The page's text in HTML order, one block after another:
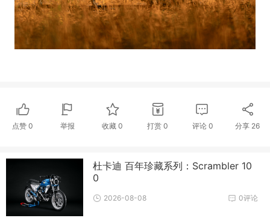
点赞 0 举报 收藏0 打赏 0 评论 0 分享 26
杜卡迪 百年珍藏系列：Scrambler 10
0
0评论
2026-08-08